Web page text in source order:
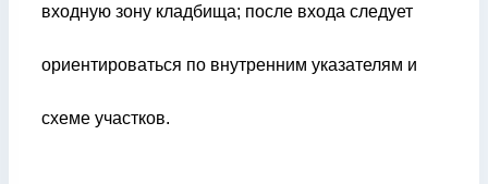
входную зону кладбища; после входа следует
ориентироваться по внутренним указателям и
схеме участков.